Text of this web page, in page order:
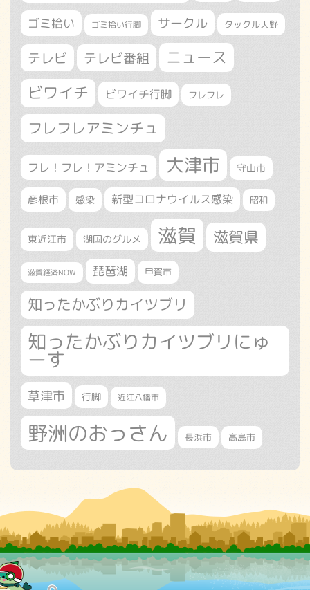
ゴミ拾い ゴミ拾い行脚 サークル タックル天野
テレビ テレビ番組 ニュース
ビワイチ ビワイチ行脚 フレフレ
フレフレアミンチュ
フレ！フレ！アミンチュ 大津市 守山市
彦根市 感染 新型コロナウイルス感染 昭和
東近江市 湖国のグルメ 滋賀 滋賀県
滋賀経済NOW 琵琶湖 甲賀市
知ったかぶりカイツブリ
知ったかぶりカイツブリにゅ
ーす
草津市 行脚 近江八幡市
野洲のおっさん 長浜市 高島市